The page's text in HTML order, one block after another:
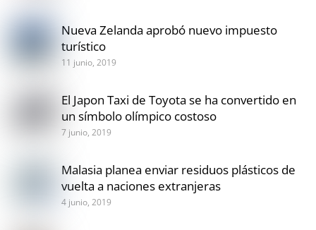
Nueva Zelanda aprobó nuevo impuesto
turístico
11 junio, 2019
El Japon Taxi de Toyota se ha convertido en
un símbolo olímpico costoso
7 junio, 2019
Malasia planea enviar residuos plásticos de
vuelta a naciones extranjeras
4 junio, 2019